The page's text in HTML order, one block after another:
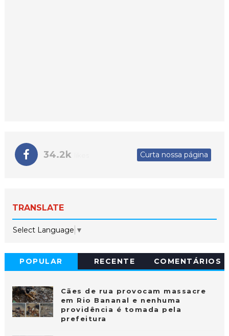
34.2k Curta nossa página
TRANSLATE
Select Language ▼
POPULAR RECENTE COMENTÁRIOS
Cães de rua provocam massacre
em Rio Bananal e nenhuma
providência é tomada pela
prefeitura